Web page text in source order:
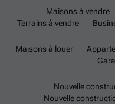
Maisons à vendre
Terrains à vendre
Maisons à louer
Nouvelle
Nouvelle